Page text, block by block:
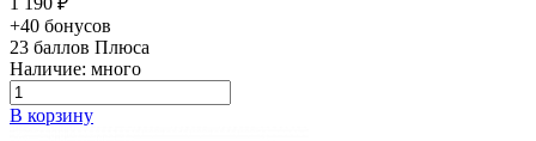
+40 бонусов
23 баллов Плюса
Наличие: много
В корзину